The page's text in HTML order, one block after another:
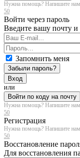
Нужна помощь? Напишите
50
Войти через пароль
Введите вашу почту и
Запомнить меня
Забыли пароль?
Вход
или
Войти по коду на почту
Нужна помощь? Напишите
50
Регистрация
Нужна помощь? Напишите
50
Восстановление
Для восстановления